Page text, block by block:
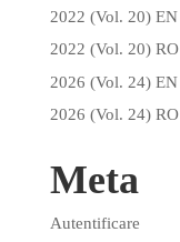
2022 (Vol. 20) EN
2022 (Vol. 20) RO
2026 (Vol. 24) EN
2026 (Vol. 24) RO
Meta
Autentificare